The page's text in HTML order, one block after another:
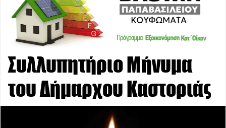
Συλλυπητήριο Μήνυμα
του Δήμαρχου Καστοριάς